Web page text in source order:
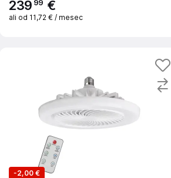
239 99 €
ali od 11,72 € / mesec
-2,00 €